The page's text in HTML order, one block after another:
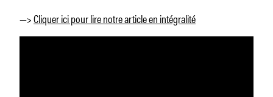
—>Cliquer ici pour lire notre article en intégralité